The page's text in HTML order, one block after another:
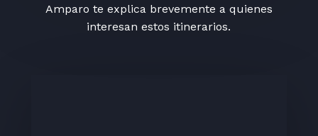
Amparo te explica brevemente a quienes
interesan estos itinerarios.